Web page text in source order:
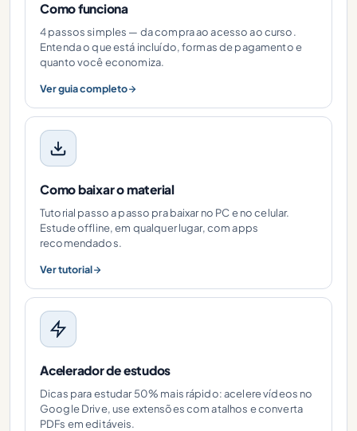
Como funciona
4 passos simples — da compra ao acesso ao curso.
Entenda o que está incluído, formas de pagamento e
quanto você economiza.
Ver guia completo
Como baixar o material
Tutorial passo a passo pra baixar no PC e no celular.
Estude offline, em qualquer lugar, com apps
recomendados.
Ver tutorial
Acelerador de estudos
Dicas para estudar 50% mais rápido: acelere vídeos no
Google Drive, use extensões com atalhos e converta
PDFs em editáveis.